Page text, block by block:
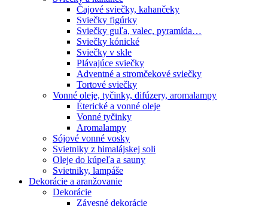
Čajové sviečky, kahančeky
Sviečky figúrky
Sviečky guľa, valec, pyramída…
Sviečky kónické
Sviečky v skle
Plávajúce sviečky
Adventné a stromčekové sviečky
Tortové sviečky
Vonné oleje, tyčinky, difúzery, aromalampy
Éterické a vonné oleje
Vonné tyčinky
Aromalampy
Sójové vonné vosky
Svietniky z himalájskej soli
Oleje do kúpeľa a sauny
Svietniky, lampáše
Dekorácie a aranžovanie
Dekorácie
Závesné dekorácie